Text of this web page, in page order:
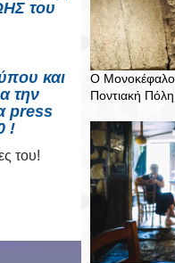
του
και
την
press
!
του!
Ο
Ποντιακή